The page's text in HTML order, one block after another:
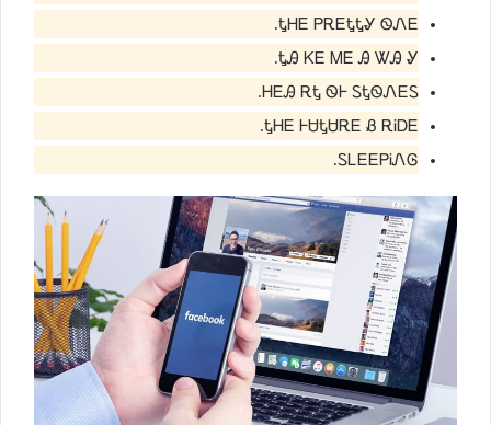
ᎿᎻᎬ ᏢᎡᎬᎿᎿᎽ ᏫᏁᎬ.
ᎿᎯ ᏦᎬ ᎷᎬ Ꭿ ᏔᎯ Ꮍ.
ᎻᎬᎯ ᎡᎿ ᏫᎰ ᏚᎿᏫᏁᎬᏚ.
ᎿᎻᎬ ᎰᏌᎿᏌᎡᎬ Ᏸ ᎡᎥᎠᎬ.
ᏚᏞᎬᎬᏢᎥᏁᎶ.